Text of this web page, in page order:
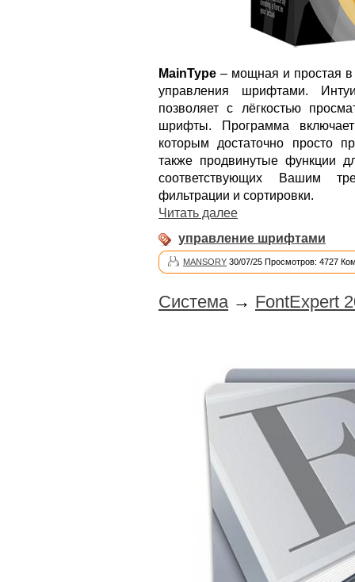
MainType – мощная и простая в
управления шрифтами.
позволяет с лёгкостью
шрифты. Программа
которым достаточно просто
также продвинутые функции
соответствующих Вашим
фильтрации и сортировки.
Читать далее
управление шрифтами
MANSORY 30/07/25 Просмотров: 4727
Система → FontExpert